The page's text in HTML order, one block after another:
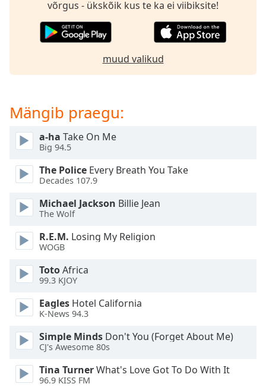
and
window.
Color
Opacity
Background
Color
Opacity
Caption
Area
Background
võrgus - ükskõik kus te ka ei viibiksite!
muud valikud
Mängib praegu:
a-ha Take On Me
Big 94.5
The Police Every Breath You Take
Decades 107.9
Michael Jackson Billie Jean
The Wolf
R.E.M. Losing My Religion
WOGB
TotoAfrica
99.3 KJOY
Eagles Hotel California
K-News 94.3
Simple Minds Don't You (Forget About Me)
CJ's Awesome 80s
Tina TurnerWhat's Love Got To Do With It
96.9 KISS FM